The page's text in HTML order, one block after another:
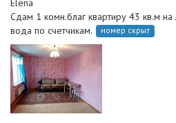
Сдам 1 комн.благ квартиру 43 кв.м на
вода по счетчикам.
номер скрыт